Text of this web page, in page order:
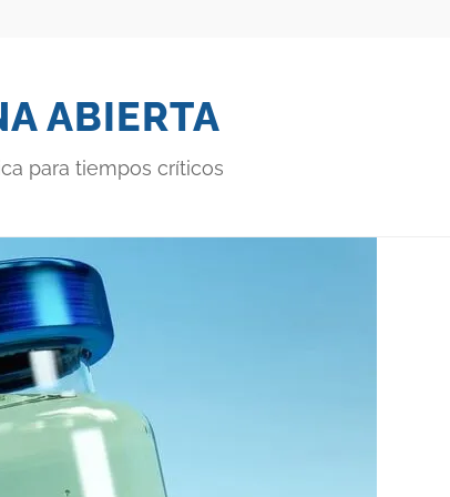
ABIERTA
para tiempos críticos